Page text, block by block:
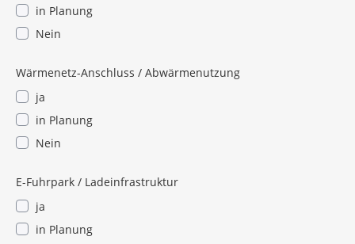
in Planung
Nein
Wärmenetz-Anschluss / Abwärmenutzung
ja
in Planung
Nein
E-Fuhrpark / Ladeinfrastruktur
ja
in Planung